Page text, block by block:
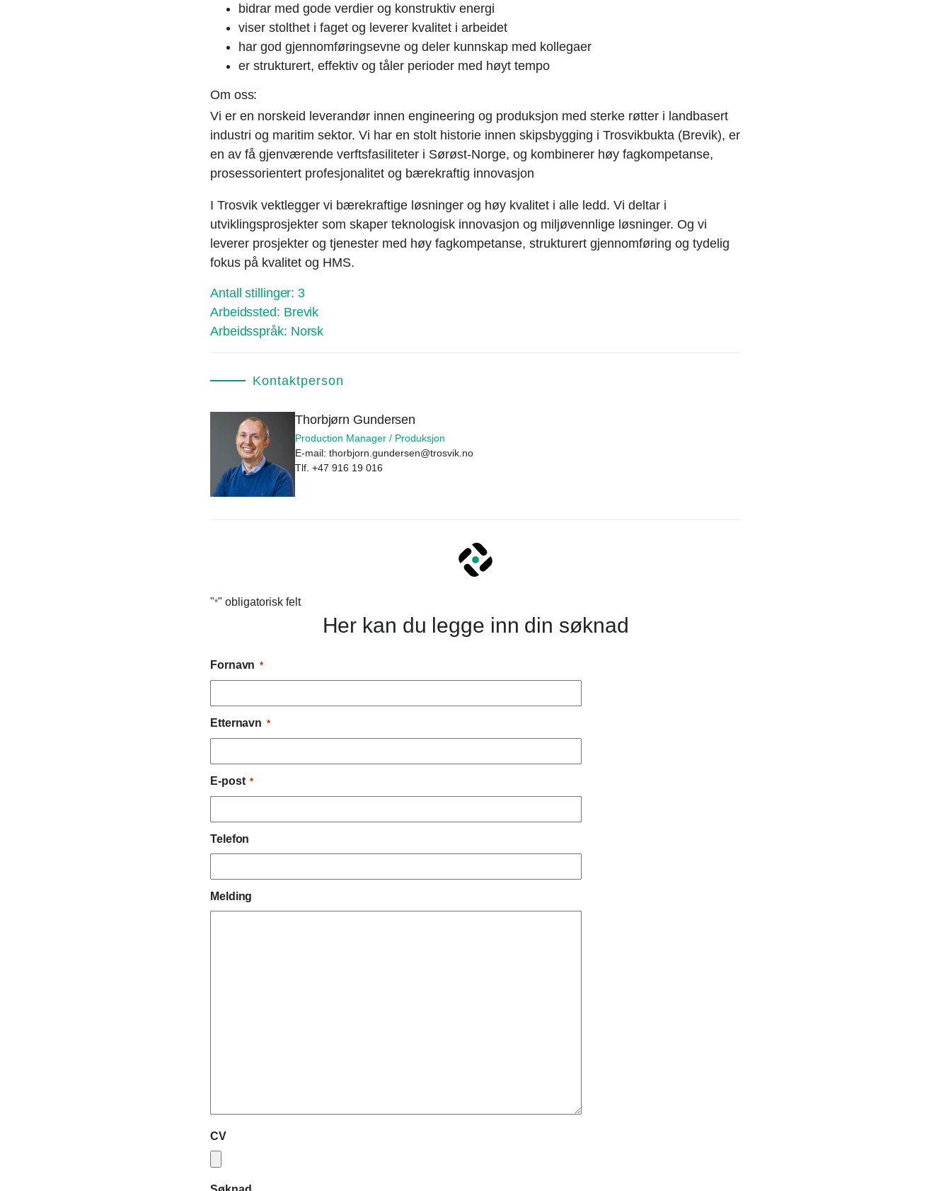
bidrar med gode verdier og konstruktiv energi
viser stolthet i faget og leverer kvalitet i arbeidet
har god gjennomføringsevne og deler kunnskap med kollegaer
er strukturert, effektiv og tåler perioder med høyt tempo
Om oss:
Vi er en norskeid leverandør innen engineering og produksjon med sterke røtter i landbasert
industri og maritim sektor. Vi har en stolt historie innen skipsbygging i Trosvikbukta (Brevik), er
en av få gjenværende verftsfasiliteter i Sørøst-Norge, og kombinerer høy fagkompetanse,
prosessorientert profesjonalitet og bærekraftig innovasjon
I Trosvik vektlegger vi bærekraftige løsninger og høy kvalitet i alle ledd. Vi deltar i
utviklingsprosjekter som skaper teknologisk innovasjon og miljøvennlige løsninger. Og vi
leverer prosjekter og tjenester med høy fagkompetanse, strukturert gjennomføring og tydelig
fokus på kvalitet og HMS.
Antall stillinger: 3
Arbeidssted: Brevik
Arbeidsspråk: Norsk
Kontaktperson
Thorbjørn Gundersen
Production Manager / Produksjon
E-mail: thorbjorn.gundersen@trosvik.no
Tlf. +47 916 19 016
"*" obligatorisk felt
Her kan du legge inn din søknad
Fornavn *
Etternavn *
E-post *
Telefon
Melding
CV